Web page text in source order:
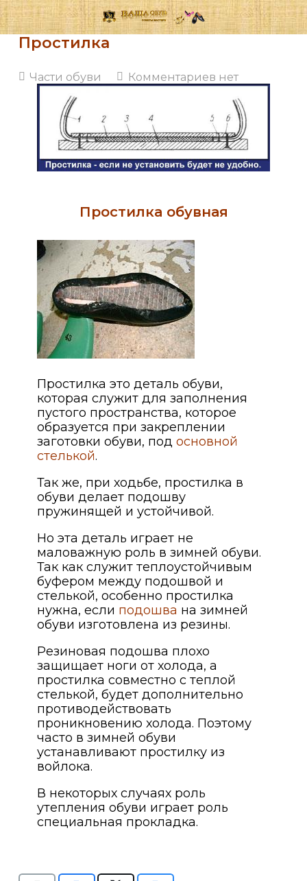
Простилка
Части обуви Комментариев нет
Простилка обувная
Простилка это деталь обуви,
которая служит для заполнения
пустого пространства, которое
образуется при закреплении
заготовки обуви, под основной
стелькой.
Так же, при ходьбе, простилка в
обуви делает подошву
пружинящей и устойчивой.
Но эта деталь играет не
маловажную роль в зимней обуви.
Так как служит теплоустойчивым
буфером между подошвой и
стелькой, особенно простилка
нужна, если подошва на зимней
обуви изготовлена из резины.
Резиновая подошва плохо
защищает ноги от холода, а
простилка совместно с теплой
стелькой, будет дополнительно
противодействовать
проникновению холода. Поэтому
часто в зимней обуви
устанавливают простилку из
войлока.
В некоторых случаях роль
утепления обуви играет роль
специальная прокладка.